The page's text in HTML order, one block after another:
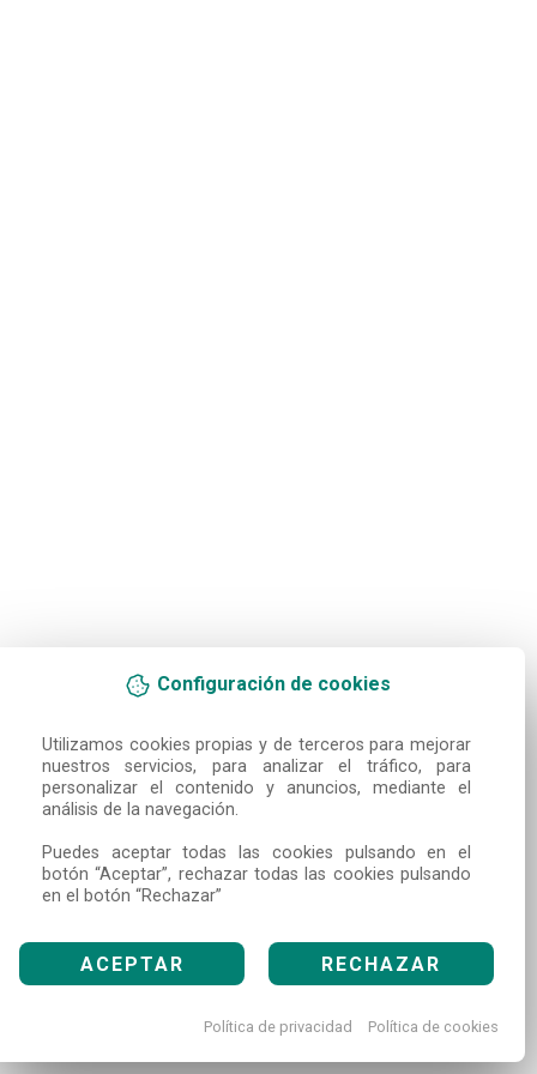
Configuración de cookies
Utilizamos cookies propias y de terceros para mejorar
nuestros servicios, para analizar el tráfico, para
personalizar el contenido y anuncios, mediante el
análisis de la navegación.
Puedes aceptar todas las cookies pulsando en el
botón “Aceptar”, rechazar todas las cookies pulsando
en el botón “Rechazar”
ACEPTAR RECHAZAR
Política de privacidad Política de cookies